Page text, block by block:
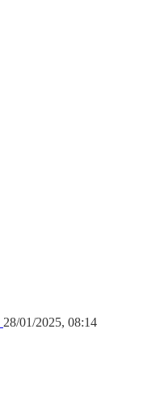
28/01/2025, 08:14